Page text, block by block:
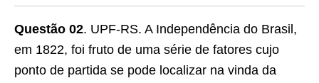
Questão 02. UPF-RS. A Independência do Brasil,
em 1822, foi fruto de uma série de fatores cujo
ponto de partida se pode loca­lizar na vinda da